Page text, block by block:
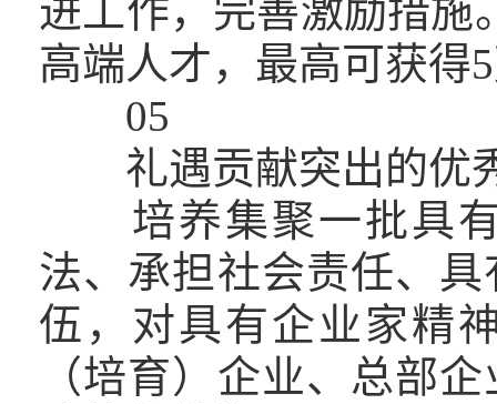
进工作，完善激励措施
高端人才，最高可获得
05
礼遇贡献突出的优
培养集聚一批具有
法、承担社会责任、
伍，对具有企业家精
（培育）企业、总部